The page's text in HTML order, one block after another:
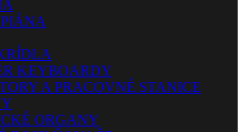
KEYBOARDY
A PRACOVNÉ STANICE
ORGANY